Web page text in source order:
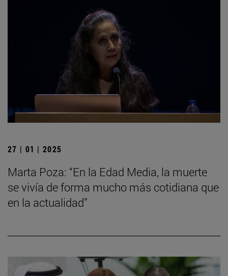
27 | 01 | 2025
Marta Poza: “En la Edad Media, la muerte
se vivía de forma mucho más cotidiana que
en la actualidad”